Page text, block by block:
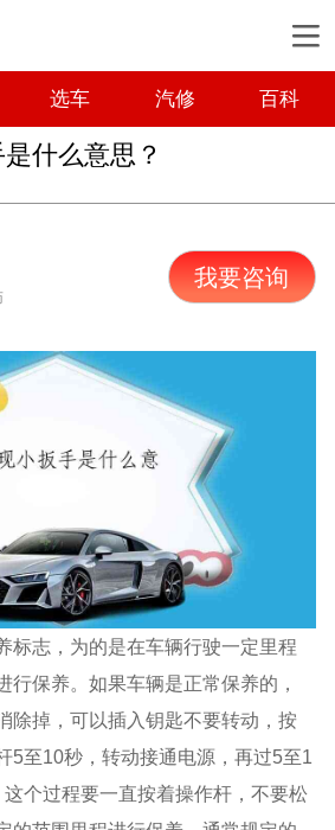
选车 汽修 百科
什么意思？
我要咨询
标志，为的是在车辆行驶一定里程
行保养。如果车辆是正常保养的，
除掉，可以插入钥匙不要转动，按
5至10秒，转动接通电源，再过5至1
个过程要一直按着操作杆，不要松